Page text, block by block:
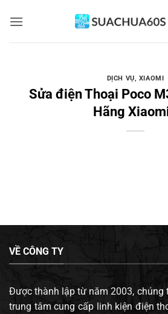
qua
DỊCH VỤ, XIAOMI
Sửa điện Thoại Poco
Hãng
VỀ CÔNG TY
Được thành lập từ năm 2003, chúng
trung tâm cung cấp linh kiện điện